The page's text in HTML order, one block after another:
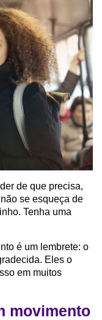
de que precisa,
se esqueça de
Tenha uma
é um lembrete: o
Eles o
em muitos
movimento